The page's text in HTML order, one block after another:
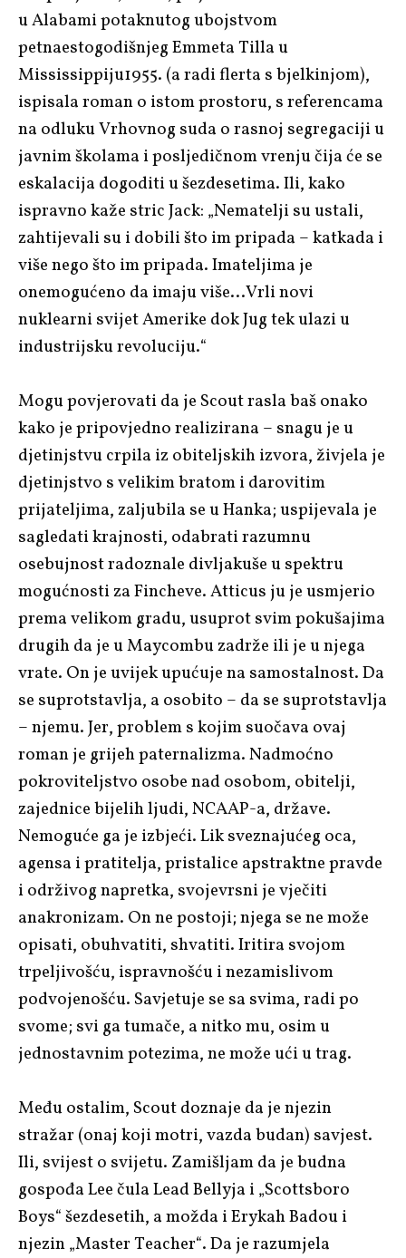
u Alabami potaknutog ubojstvom
petnaestogodišnjeg Emmeta Tilla u
Mississippiju1955. (a radi flerta s bjelkinjom),
ispisala roman o istom prostoru, s referencama
na odluku Vrhovnog suda o rasnoj segregaciji u
javnim školama i posljedičnom vrenju čija će se
eskalacija dogoditi u šezdesetima. Ili, kako
ispravno kaže stric Jack: „Nematelji su ustali,
zahtijevali su i dobili što im pripada – katkada i
više nego što im pripada. Imateljima je
onemogućeno da imaju više…Vrli novi
nuklearni svijet Amerike dok Jug tek ulazi u
industrijsku revoluciju.“
Mogu povjerovati da je Scout rasla baš onako
kako je pripovjedno realizirana – snagu je u
djetinjstvu crpila iz obiteljskih izvora, živjela je
djetinjstvo s velikim bratom i darovitim
prijateljima, zaljubila se u Hanka; uspijevala je
sagledati krajnosti, odabrati razumnu
osebujnost radoznale divljakuše u spektru
mogućnosti za Fincheve. Atticus ju je usmjerio
prema velikom gradu, usuprot svim pokušajima
drugih da je u Maycombu zadrže ili je u njega
vrate. On je uvijek upućuje na samostalnost. Da
se suprotstavlja, a osobito – da se suprotstavlja
– njemu. Jer, problem s kojim suočava ovaj
roman je grijeh paternalizma. Nadmoćno
pokroviteljstvo osobe nad osobom, obitelji,
zajednice bijelih ljudi, NCAAP-a, države.
Nemoguće ga je izbjeći. Lik sveznajućeg oca,
agensa i pratitelja, pristalice apstraktne pravde
i održivog napretka, svojevrsni je vječiti
anakronizam. On ne postoji; njega se ne može
opisati, obuhvatiti, shvatiti. Iritira svojom
trpeljivošću, ispravnošću i nezamislivom
podvojenošću. Savjetuje se sa svima, radi po
svome; svi ga tumače, a nitko mu, osim u
jednostavnim potezima, ne može ući u trag.
Među ostalim, Scout doznaje da je njezin
stražar (onaj koji motri, vazda budan) savjest.
Ili, svijest o svijetu. Zamišljam da je budna
gospođa Lee čula Lead Bellyja i „Scottsboro
Boys“ šezdesetih, a možda i Erykah Badou i
njezin „Master Teacher“. Da je razumjela